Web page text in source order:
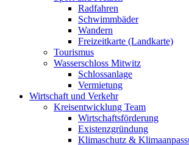
Radfahren
Schwimmbäder
Wandern
Freizeitkarte (Landkarte)
Tourismus
Wasserschloss Mitwitz
Schlossanlage
Vermietung
Wirtschaft und Verkehr
Kreisentwicklung Team
Wirtschaftsförderung
Existenzgründung
Klimaschutz &